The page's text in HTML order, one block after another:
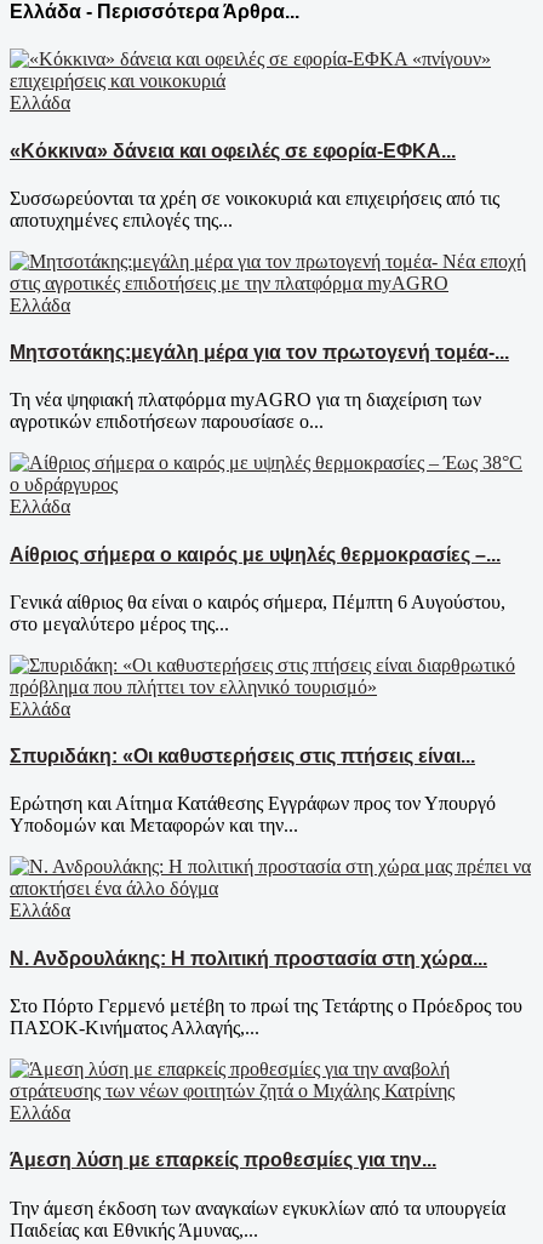
Ελλάδα - Περισσότερα Άρθρα...
Ελλάδα
«Κόκκινα» δάνεια και οφειλές σε εφορία-ΕΦΚΑ...
Συσσωρεύονται τα χρέη σε νοικοκυριά και επιχειρήσεις από τις
αποτυχημένες επιλογές της...
Ελλάδα
Μητσοτάκης:μεγάλη μέρα για τον πρωτογενή τομέα-...
Τη νέα ψηφιακή πλατφόρμα myAGRO για τη διαχείριση των
αγροτικών επιδοτήσεων παρουσίασε ο...
Ελλάδα
Αίθριος σήμερα ο καιρός με υψηλές θερμοκρασίες –...
Γενικά αίθριος θα είναι ο καιρός σήμερα, Πέμπτη 6 Αυγούστου,
στο μεγαλύτερο μέρος της...
Ελλάδα
Σπυριδάκη: «Οι καθυστερήσεις στις πτήσεις είναι...
Ερώτηση και Αίτημα Κατάθεσης Εγγράφων προς τον Υπουργό
Υποδομών και Μεταφορών και την...
Ελλάδα
Ν. Ανδρουλάκης: Η πολιτική προστασία στη χώρα...
Στο Πόρτο Γερμενό μετέβη το πρωί της Τετάρτης ο Πρόεδρος του
ΠΑΣΟΚ-Κινήματος Αλλαγής,...
Ελλάδα
Άμεση λύση με επαρκείς προθεσμίες για την...
Την άμεση έκδοση των αναγκαίων εγκυκλίων από τα υπουργεία
Παιδείας και Εθνικής Άμυνας,...